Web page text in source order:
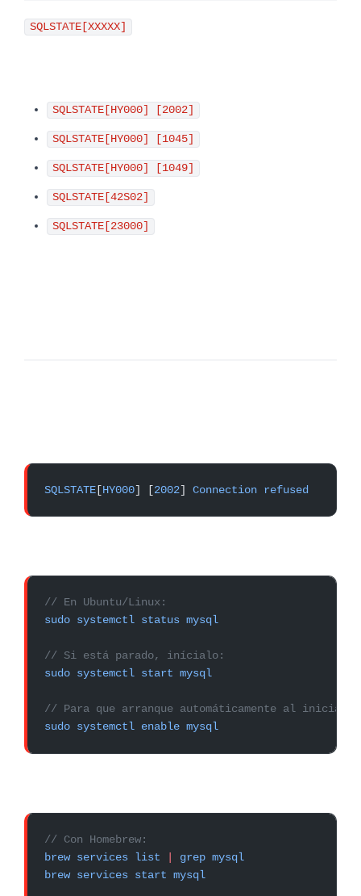
SQLSTATE[XXXXX]
SQLSTATE[HY000] [2002]
SQLSTATE[HY000] [1045]
SQLSTATE[HY000] [1049]
SQLSTATE[42S02]
SQLSTATE[23000]
SQLSTATE [HY000] [2002] Connection refused
// En Ubuntu/Linux:
sudo systemctl status mysql
// Si está parado, inícialo:
sudo systemctl start mysql
// Para que arranque automáticamente al iniciar
sudo systemctl enable mysql
// Con Homebrew:
brew services list grep mysql
brew services start mysql